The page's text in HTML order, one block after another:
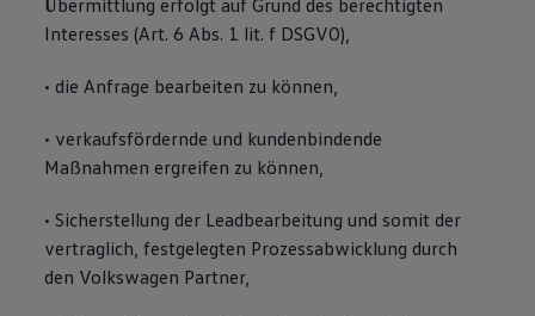
Übermittlung erfolgt auf Grund des berechtigten
Interesses (Art. 6 Abs. 1 lit. f DSGVO),
• die Anfrage bearbeiten zu können,
• verkaufsfördernde und kundenbindende
Maßnahmen ergreifen zu können,
• Sicherstellung der Leadbearbeitung und somit der
vertraglich, festgelegten Prozessabwicklung durch
den Volkswagen Partner,